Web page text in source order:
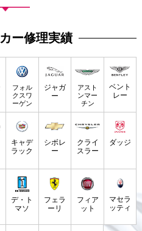
ー修理実績
フォル
クスワ
ーゲン
ジャガ
ー
アスト
ンマー
チン
ベント
レー
キャデ
ラック
シボレ
ー
クライ
スラー
ダッジ
デ・ト
マソ
フェラ
ーリ
フィア
ット
マセラ
ッティ